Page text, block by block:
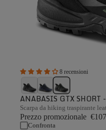
8 recensioni
ANABASIS GTX SHORT
Scarpa da hiking traspirante
Prezzo promozionale
Confronta